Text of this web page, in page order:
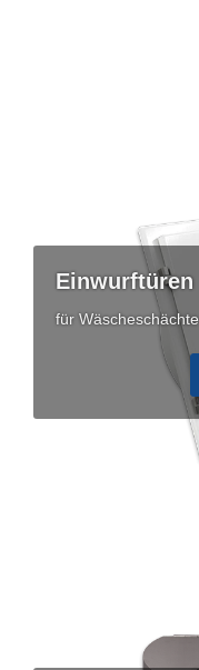
Einwurftüren
für Wäscheschächte